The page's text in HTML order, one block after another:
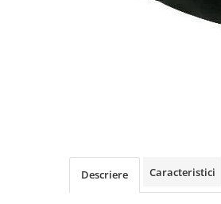
Descriere Caracteristici